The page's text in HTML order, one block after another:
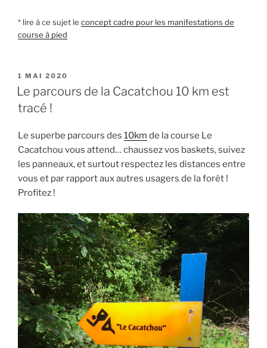
* lire à ce sujet le concept cadre pour les manifestations de
course à pied
PUBLIÉ
LE
1 MAI 2020
Le parcours de la Cacatchou 10 km est
tracé !
Le superbe parcours des 10km de la course Le
Cacatchou vous attend… chaussez vos baskets, suivez
les panneaux, et surtout respectez les distances entre
vous et par rapport aux autres usagers de la forêt !
Profitez !